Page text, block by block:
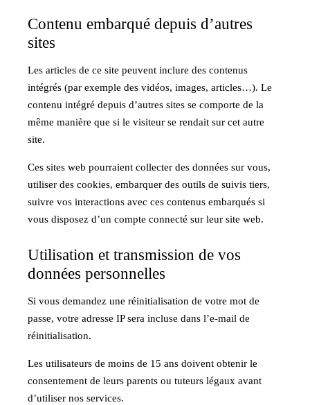
Contenu embarqué depuis d’autres
sites
Les articles de ce site peuvent inclure des contenus
intégrés (par exemple des vidéos, images, articles…). Le
contenu intégré depuis d’autres sites se comporte de la
même manière que si le visiteur se rendait sur cet autre
site.
Ces sites web pourraient collecter des données sur vous,
utiliser des cookies, embarquer des outils de suivis tiers,
suivre vos interactions avec ces contenus embarqués si
vous disposez d’un compte connecté sur leur site web.
Utilisation et transmission de vos
données personnelles
Si vous demandez une réinitialisation de votre mot de
passe, votre adresse IP sera incluse dans l’e-mail de
réinitialisation.
Les utilisateurs de moins de 15 ans doivent obtenir le
consentement de leurs parents ou tuteurs légaux avant
d’utiliser nos services.